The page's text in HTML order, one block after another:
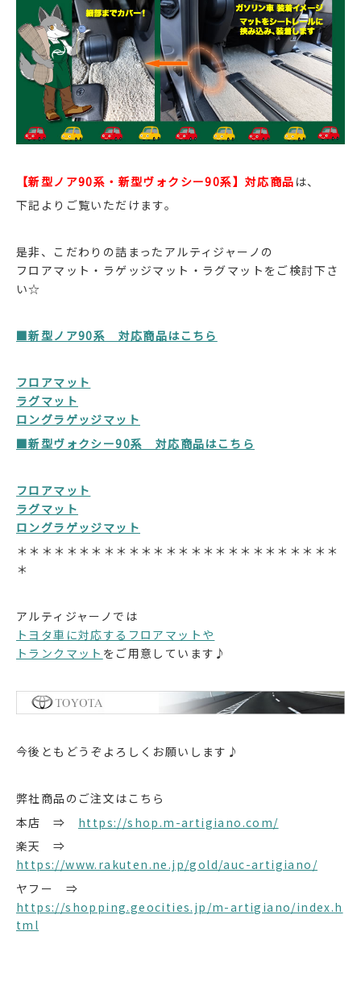
【新型ノア90系・新型ヴォクシー90系】対応商品 は、
下記よりご覧いただけます。
是非、こだわりの詰まったアルティジャーノの
フロアマット・ラゲッジマット・ラグマットをご検討下さ
い☆
■新型ノア90系 対応商品はこちら
フロアマット
ラグマット
ロングラゲッジマット
■新型ヴォクシー90系 対応商品はこちら
フロアマット
ラグマット
ロングラゲッジマット
＊＊＊＊＊＊＊＊＊＊＊＊＊＊＊＊＊＊＊＊＊＊＊＊＊＊
＊
アルティジャーノでは
トヨタ車に対応するフロアマットや
トランクマット をご用意しています♪
今後ともどうぞよろしくお願いします♪
弊社商品のご注文はこちら
本店 ⇒ https://shop.m-artigiano.com/
楽天 ⇒
https://www.rakuten.ne.jp/gold/auc-artigiano/
ヤフー ⇒
https://shopping.geocities.jp/m-artigiano/index.h
tml